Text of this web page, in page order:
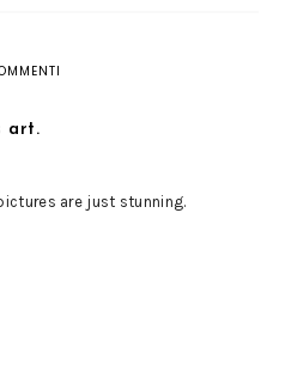
art.
are just stunning.